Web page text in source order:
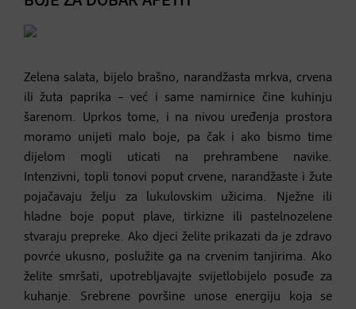
Zelena salata, bijelo brašno, narandžasta mrkva, crvena
ili žuta paprika – već i same namirnice čine kuhinju
šarenom. Uprkos tome, i na nivou uređenja prostora
moramo unijeti malo boje, pa čak i ako bismo time
dijelom mogli uticati na prehrambene navike.
Intenzivni, topli tonovi poput crvene, narandžaste i žute
pojačavaju želju za lukulovskim užicima. Nježne ili
hladne boje poput plave, tirkizne ili pastelnozelene
stvaraju prepreke. Ako djeci želite prikazati da je zdravo
povrće ukusno, poslužite ga na crvenim tanjirima. Ako
želite smršati, upotrebljavajte svijetlobijelo posuđe za
kuhanje. Srebrene površine unose energiju koja se